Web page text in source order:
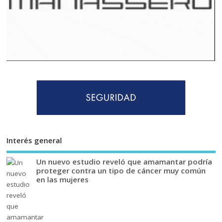
Interés general
Un nuevo estudio reveló que amamantar podría
proteger contra un tipo de cáncer muy común
en las mujeres